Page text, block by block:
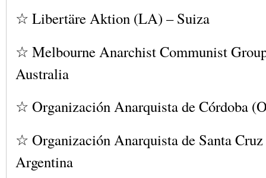
☆ Libertäre Aktion (LA) – Suiza
☆ Melbourne Anarchist Communist
Australia
☆ Organización Anarquista de Córdoba
☆ Organización Anarquista de Santa
Argentina